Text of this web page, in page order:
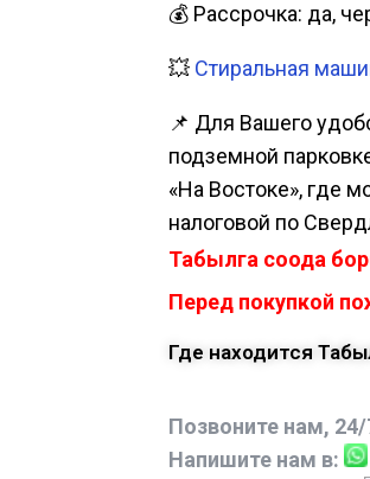
💰 Рассрочка: да,
💥 Стиральная
📌 Для Вашего
подземной
«На Востоке», где
налоговой по
Табылга соода
Перед покупкой
Где находится
Позвоните нам, 24/
Напишите нам в: